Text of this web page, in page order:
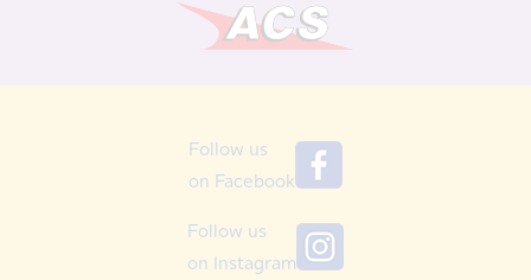
Follow us
on Facebook
Follow us
on Instagram